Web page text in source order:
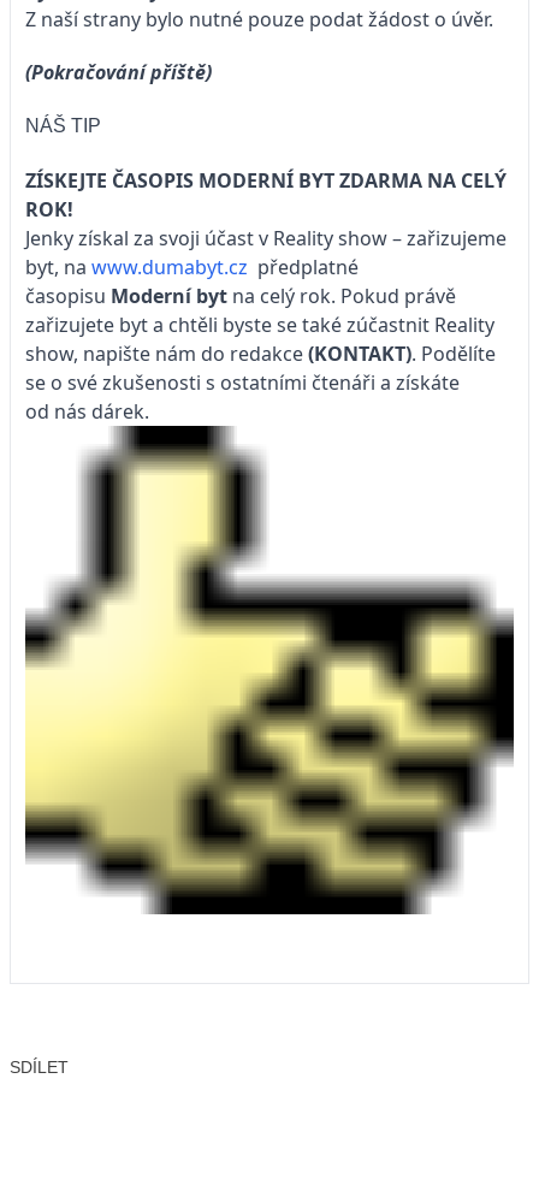
Z naší strany bylo nutné pouze podat žádost o úvěr.
(Pokračování příště)
NÁŠ TIP
ZÍSKEJTE ČASOPIS MODERNÍ BYT ZDARMA NA CELÝ
ROK!
Jenky získal za svoji účast v Reality show – zařizujeme
byt, na www.dumabyt.cz předplatné
časopisu Moderní byt na celý rok. Pokud právě
zařizujete byt a chtěli byste se také zúčastnit Reality
show, napište nám do redakce(KONTAKT). Podělíte
se o své zkušenosti s ostatními čtenáři a získáte
od nás dárek.
SDÍLET